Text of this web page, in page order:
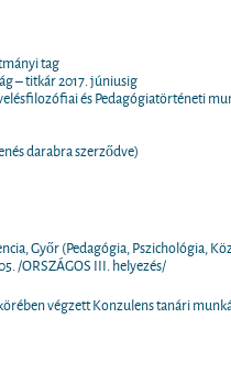
tag
– titkár 2017. júniusig
és Pedagógiatörténeti
darabra szerződve)
Győr (Pedagógia, Pszichológia,
/ORSZÁGOS III. helyezés/
végzett Konzulens tanári